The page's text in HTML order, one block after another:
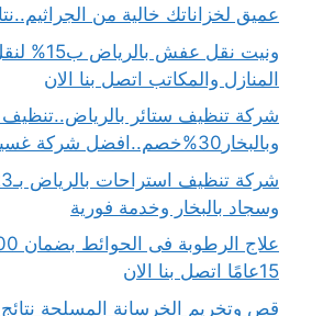
عميق لخزاناتك خالية من
ونيت نقل
المنازل والمكاتب اتصل بنا الان
شركة تنظيف ستائر
وبالبخار30%خصم..افضل شركة غسيل ستائر
وسجاد بالبخار وخدمة فورية
15عامًا اتصل بنا الان